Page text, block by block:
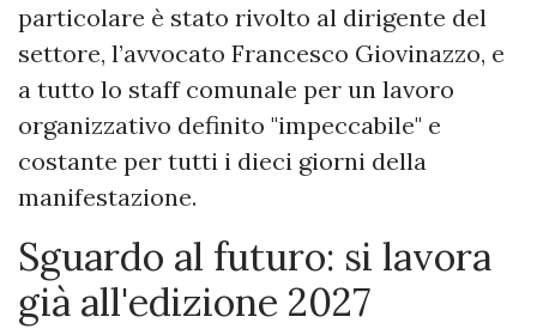
particolare è stato rivolto al dirigente del
settore, l’avvocato Francesco Giovinazzo, e
a tutto lo staff comunale per un lavoro
organizzativo definito "impeccabile" e
costante per tutti i dieci giorni della
manifestazione.
Sguardo al futuro: si lavora
già all'edizione 2027